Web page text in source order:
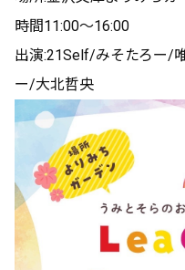
時間11:00〜16:00
出演:21Self/みそたろー/
ー/大北哲央